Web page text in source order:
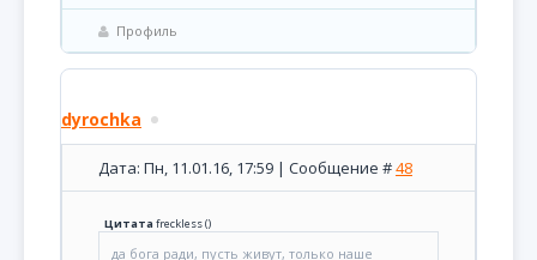
Профиль
dyrochka
Дата: Пн, 11.01.16, 17:59 | Сообщение #48
Цитатаfreckless()
да бога ради, пусть живут, только наше